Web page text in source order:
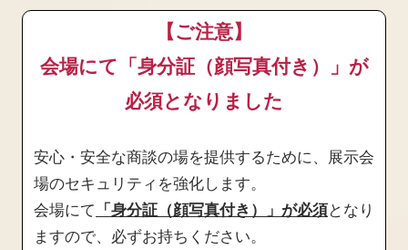
【ご注意】
会場にて「身分証（顔写真付き）」が
必須となりました
安心・安全な商談の場を提供するために、展示会
場のセキュリティを強化します。
会場にて 「身分証（顔写真付き）」が必須となり
ますので、必ずお持ちください。